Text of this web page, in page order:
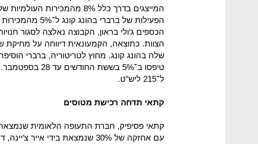
המייצגים בדרך כלל 8%
הפעילות של
הכספים ג'ולי בראון, הקבוצה נאלצה לסגור
שלה בהונג קונג. מחוץ לטריטוריה, ברברי
ל־215 ליש"ט.
קתאי תדחה רכישת מטוסים
קתאי פסיפיק, חברת התעופה הלאומית
עם אחזקה של 30% שנמצאת בידי